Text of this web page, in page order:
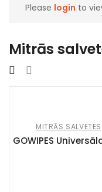
Please login to
Mitrās
MITRĀS SALVETES